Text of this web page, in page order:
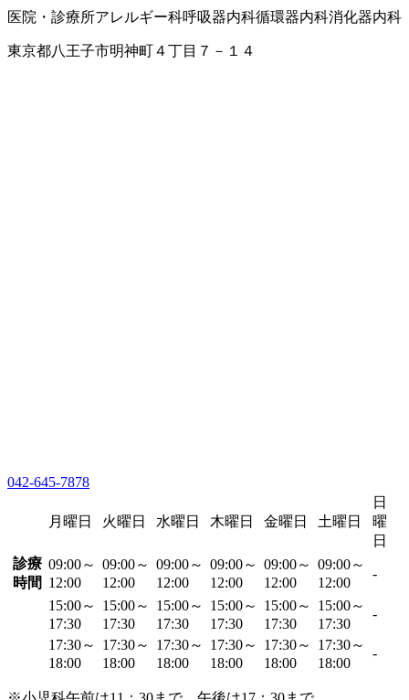
医院・診療所アレルギー科呼吸器内科循環器内科消化器内科
東京都八王子市明神町４丁目７－１４
042-645-7878
月曜日 火曜日 水曜日 木曜日 金曜日 土曜日
日
曜
日
診療
時間
09:00～
12:00
09:00～
12:00
09:00～
12:00
09:00～
12:00
09:00～
12:00
09:00～
12:00
-
15:00～
17:30
15:00～
17:30
15:00～
17:30
15:00～
17:30
15:00～
17:30
15:00～
17:30
-
17:30～
18:00
17:30～
18:00
17:30～
18:00
17:30～
18:00
17:30～
18:00
17:30～
18:00
-